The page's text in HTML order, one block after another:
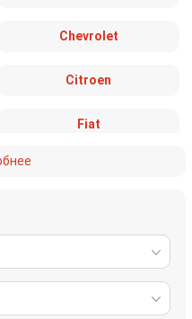
Chevrolet
Citroen
Fiat